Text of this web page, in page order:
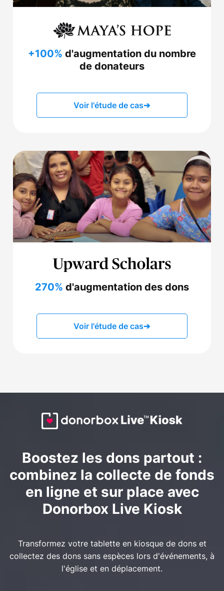
+100% d'augmentation du nombre
de donateurs
Voir l'étude de cas➔
270% d'augmentation des dons
Voir l'étude de cas➔
Boostez les dons partout :
combinez la collecte de fonds
en ligne et sur place avec
Donorbox Live Kiosk
Transformez votre tablette en kiosque de dons et
collectez des dons sans espèces lors d'événements, à
l'église et en déplacement.